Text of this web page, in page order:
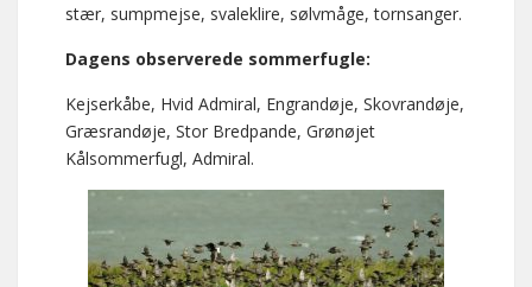
stær, sumpmejse, svaleklire, sølvmåge, tornsanger.
Dagens observerede sommerfugle:
Kejserkåbe, Hvid Admiral, Engrandøje, Skovrandøje,
Græsrandøje, Stor Bredpande, Grønøjet
Kålsommerfugl, Admiral.